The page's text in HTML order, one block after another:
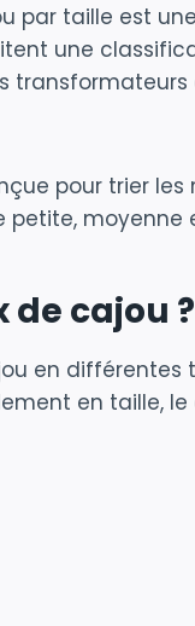
par taille est
une
pour trier les
petite, moyenne
cajou ?
en
en taille,